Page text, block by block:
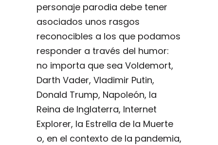
personaje parodia debe tener
asociados unos rasgos
reconocibles a los que podamos
responder a través del humor:
no importa que sea Voldemort,
Darth Vader, Vladimir Putin,
Donald Trump, Napoleón, la
Reina de Inglaterra, Internet
Explorer, la Estrella de la Muerte
o, en el contexto de la pandemia,